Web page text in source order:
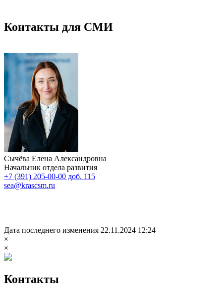
Контакты для СМИ
Сычёва Елена Александровна
Начальник отдела развития
+7 (391) 205-00-00 доб. 115
sea@krascsm.ru
Дата последнего изменения 22.11.2024 12:24
×
×
Контакты